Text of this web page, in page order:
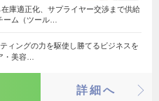
庫適正化、サプライヤー交渉まで供給
ーム（ツール…
ィングの力を駆使し勝てるビジネスを
・美容…
詳細へ